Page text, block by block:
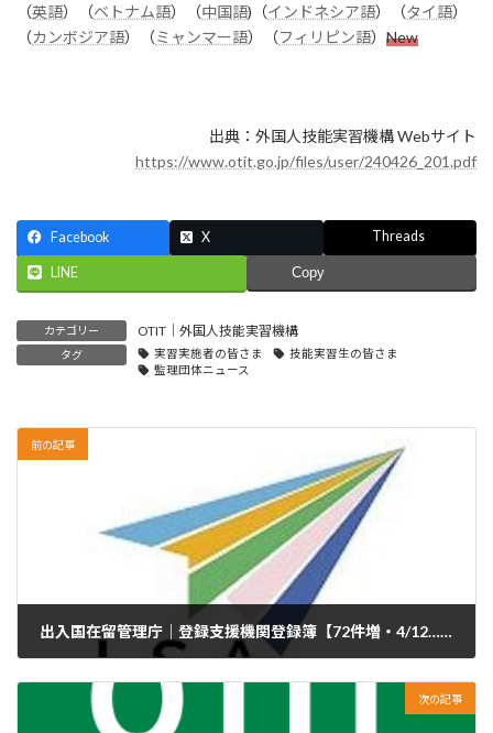
（英語）（ベトナム語）（中国語)（インドネシア語）（タイ語）
（カンボジア語）（ミャンマー語）（フィリピン語） New
出典：外国人技能実習機構 Webサイト
https://www.otit.go.jp/files/user/240426_201.pdf
Facebook X Threads
LINE Copy
カテゴリー OTIT｜外国人技能実習機構
タグ 実習実施者の皆さま
技能実習生の皆さま
監理団体ニュース
前の記事
出入国在留管理庁｜登録支援機関登録簿【72件増・4/12…9,654件登録→4/26…9,726件登録】
次の記事